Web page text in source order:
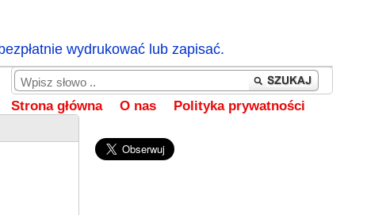
wydrukować lub zapisać.
Strona główna O nas Polityka prywatności